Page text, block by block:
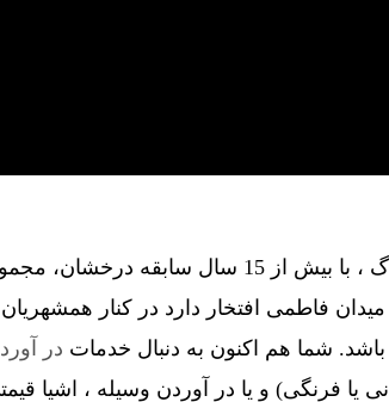
گروه فنی آذین گستر آچاگ ، با بیش از 15
فاطمی افتخار دارد در کنار
شما هم اکنون به دنبال خدمات در
یا فرنگی) و یا در آوردن وسیله ، اشیا